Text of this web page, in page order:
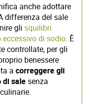
anche adottare
differenza del sale
gli squilibri
di sodio. È
controllate, per gli
benessere
a correggere gli
di salesenza